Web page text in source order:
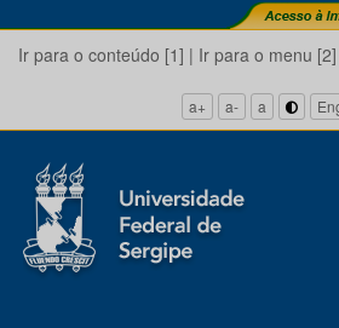
Ir para o conteúdo [1] | Ir para o menu [2]
a+ a- a